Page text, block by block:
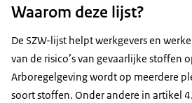
Waarom deze lijst?
De SZW-lijst helpt werkgevers en
van de risico’s van gevaarlijke stoffen
Arboregelgeving wordt op meerdere
soort stoffen. Onder andere in artikel